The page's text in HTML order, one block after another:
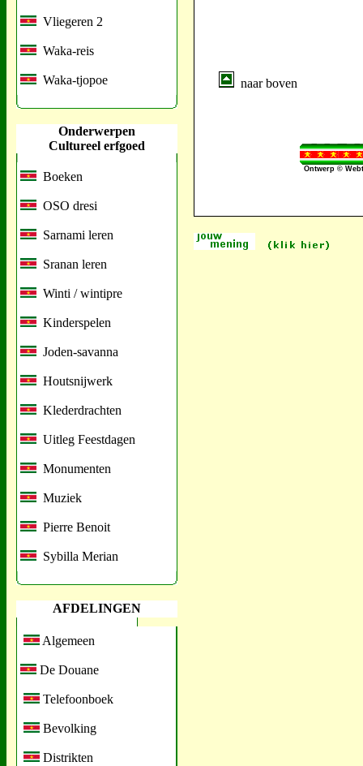
Vliegeren 2
Waka-reis
Waka-tjopoe
Onderwerpen
Cultureel erfgoed
Boeken
OSO dresi
Sarnami leren
Sranan leren
Winti / wintipre
Kinderspelen
Joden-savanna
Houtsnijwerk
Klederdrachten
Uitleg Feestdagen
Monumenten
Muziek
Pierre Benoit
Sybilla Merian
AFDELINGEN
Algemeen
De Douane
Telefoonboek
Bevolking
Distrikten
naar boven
Ontwerp ©